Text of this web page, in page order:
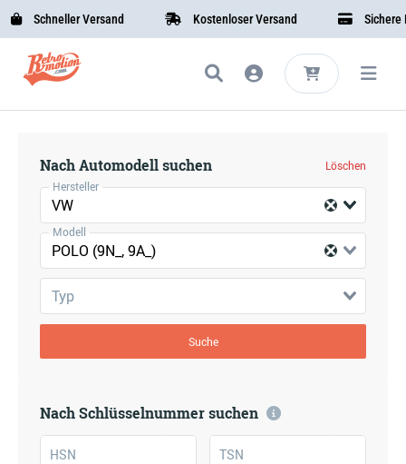
Schneller Versand Kostenloser Versand Sichere
Nach Automodell suchen
Löschen
Hersteller
VW
Modell
POLO (9N_, 9A_)
Typ
Suche
Nach Schlüsselnummer suchen
HSN TSN